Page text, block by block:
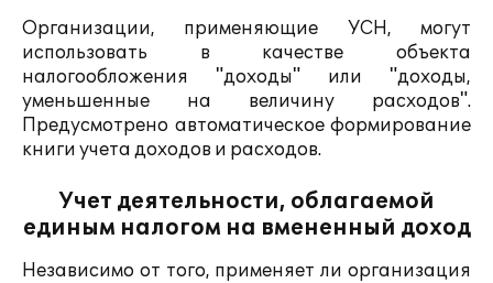
Организации, применяющие УСН, могут
использовать в качестве объекта
налогообложения "доходы" или "доходы,
уменьшенные на величину расходов".
Предусмотрено автоматическое формирование
книги учета доходов и расходов.
Учет деятельности, облагаемой
единым налогом на вмененный доход
Независимо от того, применяет ли организация